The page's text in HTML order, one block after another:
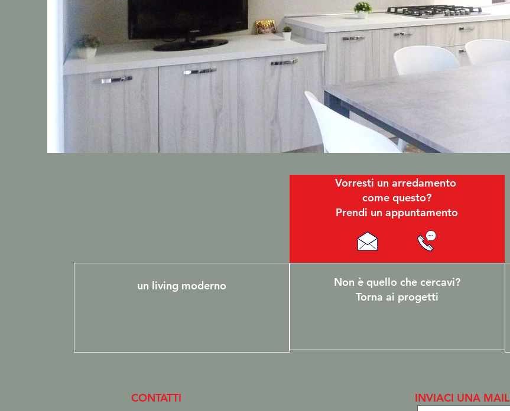
Vorresti un arredamento
come questo?
Prendi un appuntamento
un living moderno
Non è quello che cercavi?
Torna ai progetti
CONTATTI INVIACI UNA MAIL